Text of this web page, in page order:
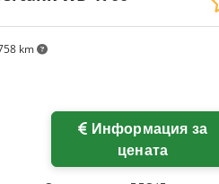
km
цената